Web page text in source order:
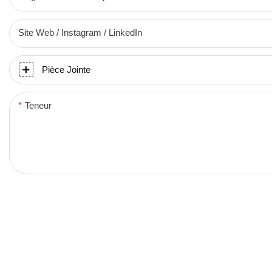
Site Web / Instagram / LinkedIn
Pièce Jointe
Teneur